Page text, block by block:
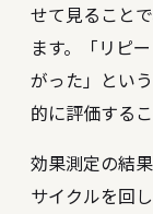
せて見ること
ます。「リピ
がった」とい
的に評価する
効果測定の結
サイクルを回